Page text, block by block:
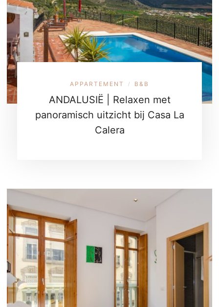
APPARTEMENT / B&B
ANDALUSIË | Relaxen met
panoramisch uitzicht bij Casa La
Calera